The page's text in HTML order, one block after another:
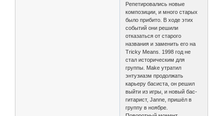
Репетировались новые
композиции, и много старых
было прибито. В ходе этих
событий они решили
отказаться от старого
названия и заменить его на
Tricky Means. 1998 год не
стал историческим для
группы. Make утратил
энтузиазм продолжать
карьеру басиста, он решил
выйти из игры, и новый бас-
гитарист, Janne, пришёл в
группу в ноябре.